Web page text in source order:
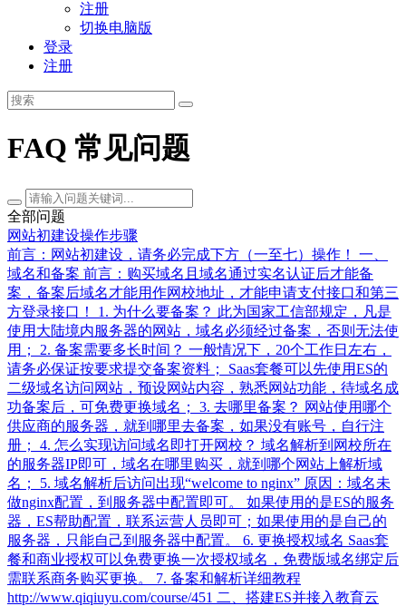
注册
切换电脑版
登录
注册
FAQ 常见问题
全部问题
网站初建设操作步骤
前言：网站初建设，请务必完成下方（一至七）操作！ 一、
域名和备案 前言：购买域名且域名通过实名认证后才能备
案，备案后域名才能用作网校地址，才能申请支付接口和第三
方登录接口！ 1. 为什么要备案？ 此为国家工信部规定，凡是
使用大陆境内服务器的网站，域名必须经过备案，否则无法使
用； 2. 备案需要多长时间？ 一般情况下，20个工作日左右，
请务必保证按要求提交备案资料； Saas套餐可以先使用ES的
二级域名访问网站，预设网站内容，熟悉网站功能，待域名成
功备案后，可免费更换域名； 3. 去哪里备案？ 网站使用哪个
供应商的服务器，就到哪里去备案，如果没有账号，自行注
册； 4. 怎么实现访问域名即打开网校？ 域名解析到网校所在
的服务器IP即可，域名在哪里购买，就到哪个网站上解析域
名； 5. 域名解析后访问出现“welcome to nginx” 原因：域名未
做nginx配置，到服务器中配置即可。 如果使用的是ES的服务
器，ES帮助配置，联系运营人员即可；如果使用的是自己的
服务器，只能自己到服务器中配置。 6. 更换授权域名 Saas套
餐和商业授权可以免费更换一次授权域名，免费版域名绑定后
需联系商务购买更换。 7. 备案和解析详细教程
http://www.qiqiuyu.com/course/451 二、搭建ES并接入教育云